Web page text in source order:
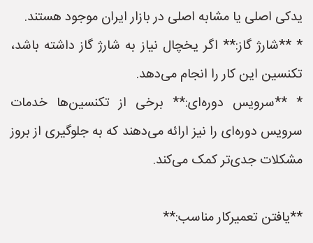
یدکی اصلی یا مشابه اصلی در بازار ایران موجود هستند.
* **شارژ گاز:** اگر یخچال نیاز به شارژ گاز داشته باشد،
تکنسین این کار را انجام می‌دهد.
* **سرویس دوره‌ای:** برخی از تکنسین‌ها خدمات
سرویس دوره‌ای را نیز ارائه می‌دهند که به جلوگیری از بروز
مشکلات جدی‌تر کمک می‌کند.
**یافتن تعمیرکار مناسب:**